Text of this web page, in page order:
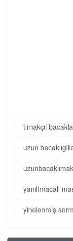
tırnakçıl
uzun
yanıltmacalı
yinelenmiş